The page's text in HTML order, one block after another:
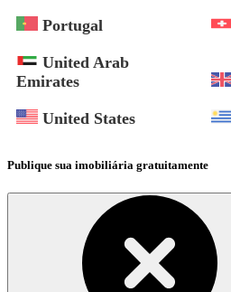
Portugal
United Arab
Emirates
United States
Publique sua imobiliária gratuitamente